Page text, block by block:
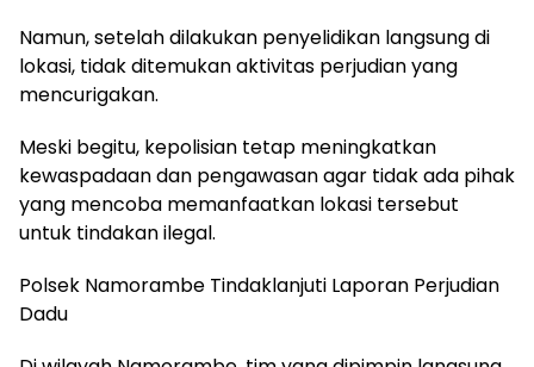
Namun, setelah dilakukan penyelidikan langsung di
lokasi, tidak ditemukan aktivitas perjudian yang
mencurigakan.
Meski begitu, kepolisian tetap meningkatkan
kewaspadaan dan pengawasan agar tidak ada pihak
yang mencoba memanfaatkan lokasi tersebut
untuk tindakan ilegal.
Polsek Namorambe Tindaklanjuti Laporan Perjudian
Dadu